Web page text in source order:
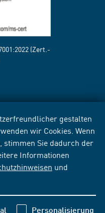
gestalten
wir Cookies. Wenn
stimmen Sie dadurch der
Informationen
und
Personalisierung
(Zert.-